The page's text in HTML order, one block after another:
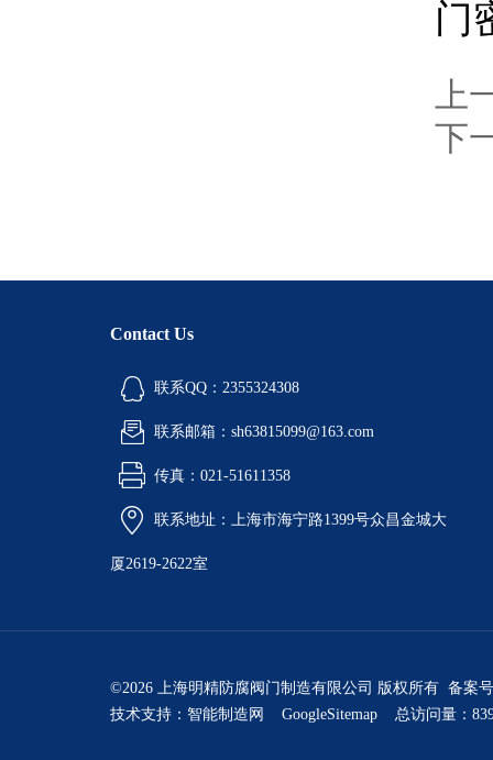
门
上
下
Contact Us
联系QQ：2355324308
联系邮箱：sh63815099@163.com
传真：021-51611358
联系地址：上海市海宁路1399号众昌金城大
厦2619-2622室
©2026 上海明精防腐阀门制造有限公司 版权所有 备案
技术支持： 智能制造网 GoogleSitemap 总访问量：